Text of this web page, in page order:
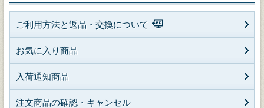
ご利用方法と返品・交換について
お気に入り商品
入荷通知商品
注文商品の確認・キャンセル